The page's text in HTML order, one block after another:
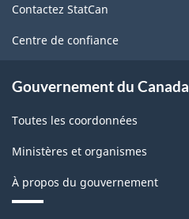
ce
site
Contactez StatCan
Centre de confiance
Gouvernement du Canada
Toutes les coordonnées
Ministères et organismes
À propos du gouvernement